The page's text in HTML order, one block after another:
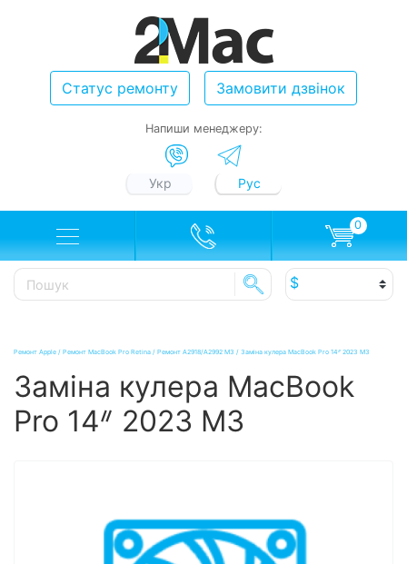
Статус ремонту Замовити дзвінок
Напиши менеджеру:
Укр Рус
0
Ремонт Apple / Ремонт MacBook Pro Retina / Ремонт А2918/A2992 M3 / Заміна кулера MacBook Pro 14ᐥ 2023 M3
Заміна кулера MacBook
Pro 14ᐥ 2023 M3